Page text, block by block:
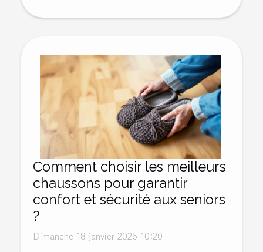
Comment choisir les meilleurs
chaussons pour garantir
confort et sécurité aux seniors
?
Dimanche 18 janvier 2026 10:20